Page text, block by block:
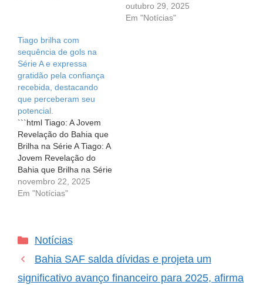
que define o atacante
Tiago, que…
Atacante Que Está
Conquistando os
outubro 29, 2025
Em "Notícias"
Tiago brilha com
sequência de gols na
Série A e expressa
gratidão pela confiança
recebida, destacando
que perceberam seu
potencial.
```html Tiago: A Jovem
Revelação do Bahia que
Brilha na Série A Tiago: A
Jovem Revelação do
Bahia que Brilha na Série
A No mundo do futebol,
as promessas muitas
exemplo claro disso é o
apenas 20 anos, que
vem…
novembro 22, 2025
Em "Notícias"
Categorias
Notícias
Bahia SAF salda dívidas e projeta um
significativo avanço financeiro para 2025, afirma